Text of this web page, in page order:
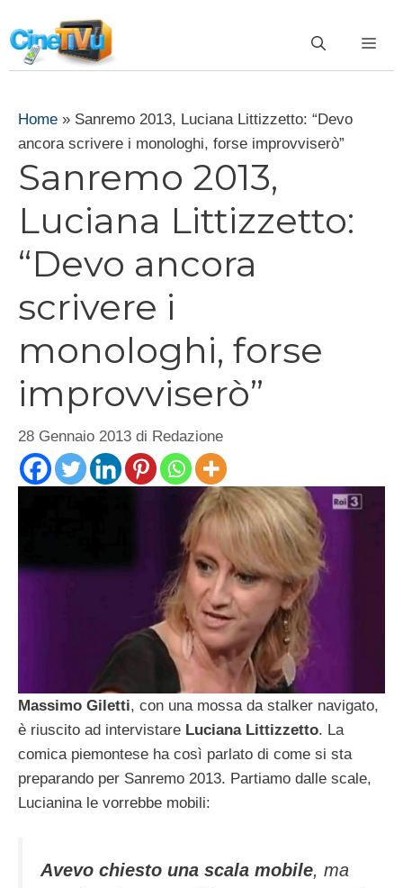
al
contenuto
Home » Sanremo 2013, Luciana Littizzetto: “Devo
ancora scrivere i monologhi, forse improvviserò”
Sanremo 2013,
Luciana Littizzetto:
“Devo ancora
scrivere i
monologhi, forse
improvviserò”
28 Gennaio 2013 di Redazione
Massimo Giletti, con una mossa da stalker navigato,
è riuscito ad intervistare Luciana Littizzetto. La
comica piemontese ha così parlato di come si sta
preparando per Sanremo 2013. Partiamo dalle scale,
Lucianina le vorrebbe mobili:
Avevo chiesto una scala mobile, ma